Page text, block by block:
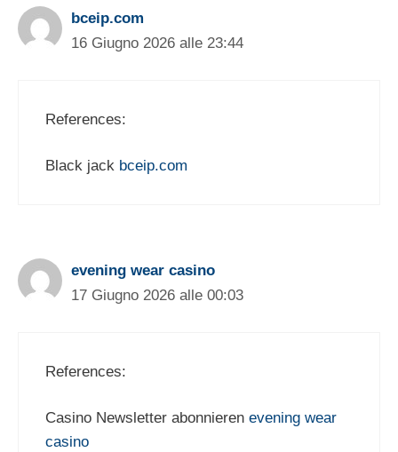
bceip.com
16 Giugno 2026 alle 23:44
References:
Black jack bceip.com
evening wear casino
17 Giugno 2026 alle 00:03
References:
Casino Newsletter abonnieren evening wear
casino